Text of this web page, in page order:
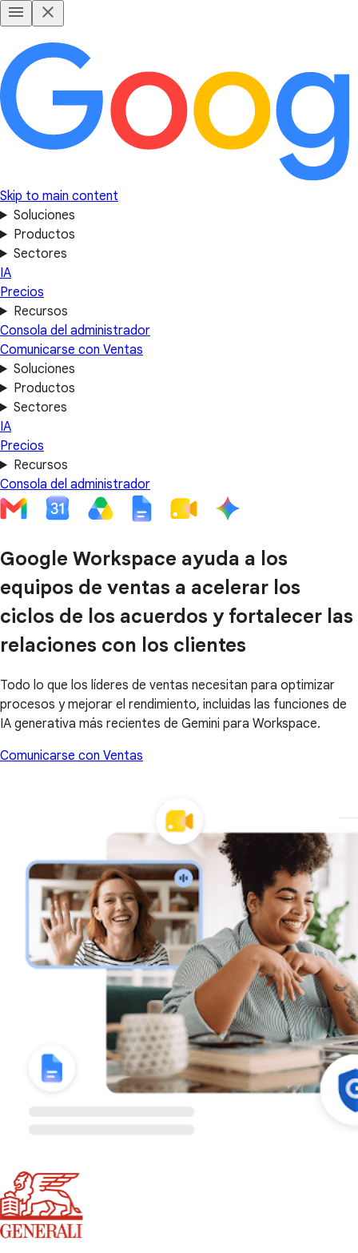
Skip to main content
Soluciones
Productos
Sectores
IA
Precios
Recursos
Consola del administrador
Comunicarse con Ventas
Soluciones
Productos
Sectores
IA
Precios
Recursos
Consola del administrador
Google Workspace ayuda a los
equipos de ventas a acelerar los
ciclos de los acuerdos y fortalecer las
relaciones con los clientes
Todo lo que los líderes de ventas necesitan para optimizar
procesos y mejorar el rendimiento, incluidas las funciones de
IA generativa más recientes de Gemini para Workspace.
Comunicarse con Ventas